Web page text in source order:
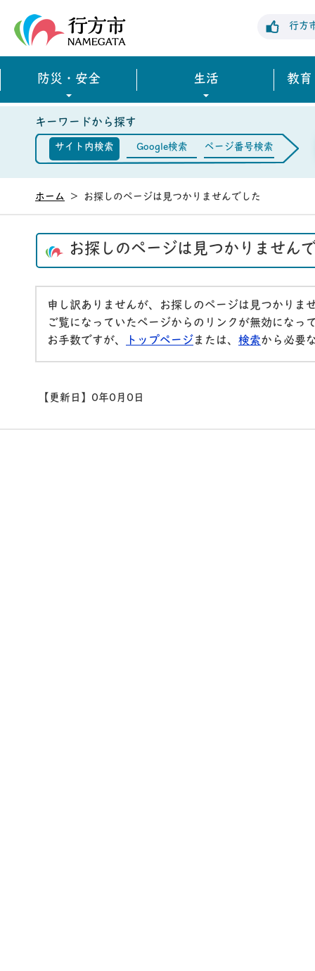
行方
防災・安全 生活 教育
キーワードから探す
サイト内検索 Google検索 ページ番号検索
ホーム > お探しのページは見つかりませんでした
お探しのページは見つかりません
申し訳ありませんが、お探しのページは見つかりま
ご覧になっていたページからのリンクが無効にな
お手数ですが、
トップページ または、 検索から必要
【更新日】 0年0月0日